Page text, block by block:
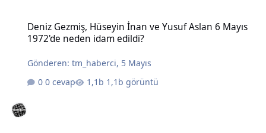
Deniz Gezmiş, Hüseyin İnan ve Yusuf Aslan 6 Mayıs
1972'de neden idam edildi?
Gönderen:tm_haberci, 5 Mayıs
0 cevap
1,1b görüntü